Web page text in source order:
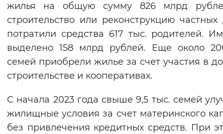
Изображения
Включены Выключены
Звуковой ассистент
Воспроизвести Остановить
Вернуть стандартные настройки
жилья на общую сумму 826 млрд
строительство или реконструкцию
потратили средства 617 тыс. родителей.
выделено 158 млрд рублей. Еще около
семей приобрели жилье за счет участия в
строительстве и кооперативах.
С начала 2023 года свыше 9,5 тыс. семей
жилищные условия за счет материнского
без привлечения кредитных средств. При